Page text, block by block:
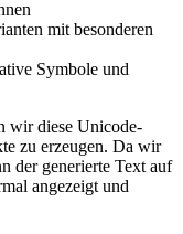
mit besonderen
Symbole und
wir diese Unicode-
zu erzeugen. Da wir
der generierte Text auf
angezeigt und